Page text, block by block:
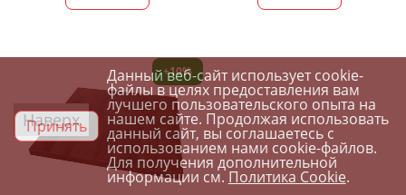
+10%
Наверх
Принять
Данный веб-сайт использует cookie-
файлы в целях предоставления вам
лучшего пользовательского опыта на
нашем сайте. Продолжая использовать
данный сайт, вы соглашаетесь с
использованием нами cookie-файлов.
Для получения дополнительной
информации см.Политика Cookie.